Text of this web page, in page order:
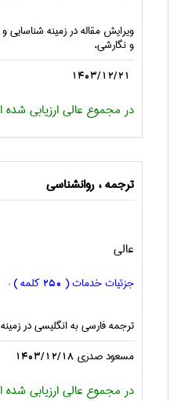
ویرایش مقاله در زمینه شناسایی
و نگارشی،
1403/12/21
در مجموع عالی ارزیابی
ترجمه ، روانشناسی
عالی
جزئیات خدمات ( 250 کلمه ) :
ترجمه فارسی به انگليسی در
مسعود صدری 1403/12/18
در مجموع عالی ارزیابی